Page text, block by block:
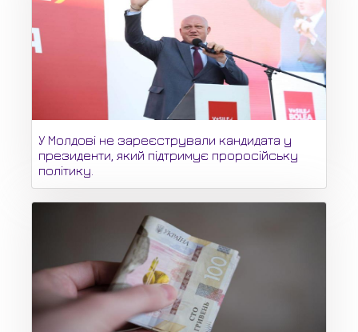
У Молдові не зареєстрували кандидата у
президенти, який підтримує проросійську
політику.